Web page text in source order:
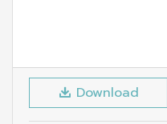
Download